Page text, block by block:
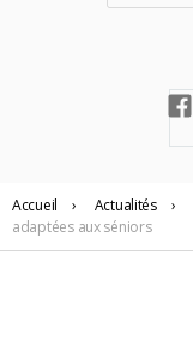
Accueil › Actualités ›
adaptées aux séniors